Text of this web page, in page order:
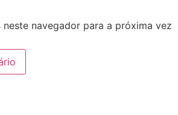
neste navegador para a próxima vez